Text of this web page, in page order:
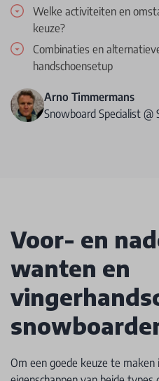
Welke activiteiten en
keuze?
Combinaties en
handschoensetup
Arno Timmermans
Snowboard Specialist @
Voor- en
wanten en
Om een goede keuze te maken